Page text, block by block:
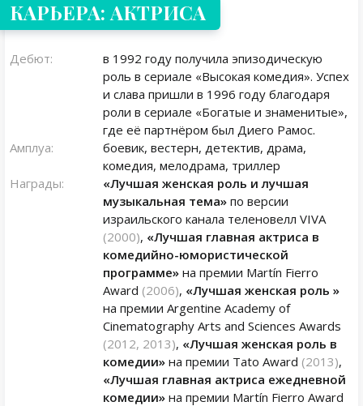
КАРЬЕРА: АКТРИСА
Дебют:
в 1992 году получила эпизодическую
роль в сериале «Высокая комедия». Успех
и слава пришли в 1996 году благодаря
роли в сериале «Богатые и знаменитые»,
где её партнёром был Диего Рамос.
Амплуа:
боевик, вестерн, детектив, драма,
комедия, мелодрама, триллер
Награды:
«Лучшая женская роль и лучшая
музыкальная тема» по версии
израильского канала теленовелл VIVA
(2000), «Лучшая главная актриса в
комедийно-юмористической
программе» на премии Martín Fierro
Award (2006), «Лучшая женская роль »
на премии Argentine Academy of
Cinematography Arts and Sciences Awards
(2012, 2013), «Лучшая женская роль в
комедии» на премии Tato Award (2013),
«Лучшая главная актриса ежедневной
комедии» на премии Martín Fierro Award